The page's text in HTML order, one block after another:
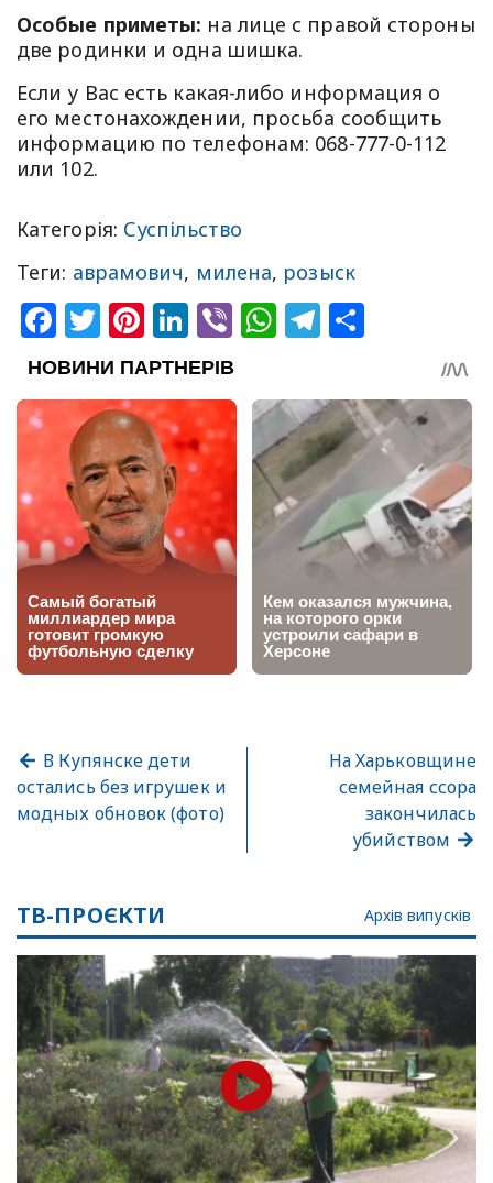
Особые приметы: на лице с правой стороны
две родинки и одна шишка.
Если у Вас есть какая-либо информация о
его местонахождении, просьба сообщить
информацию по телефонам: 068-777-0-112
или 102.
Категорія: Суспільство
Теги: аврамович, милена, розыск
Facebook
Twitter
Pinterest
LinkedIn
ViberWhatsApp
Telegram
В Купянске дети
остались без игрушек и
модных обновок (фото)
На Харьковщине
семейная ссора
закончилась
убийством
ТВ-ПРОЄКТИ Архів випусків